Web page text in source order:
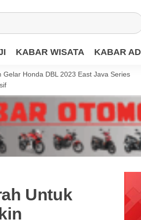
KABAR WISATA KABAR
Honda DBL 2023 East Java Series
Untuk